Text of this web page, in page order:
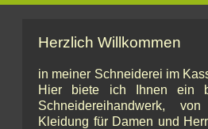
Herzlich Willkommen
in meiner Schneiderei im
Hier biete ich Ihnen ein
Schneidereihandwerk,
Kleidung für Damen und